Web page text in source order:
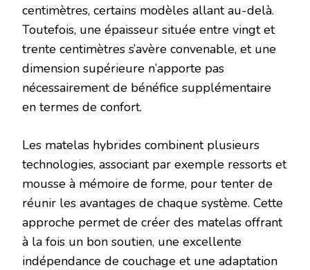
centimètres, certains modèles allant au-delà.
Toutefois, une épaisseur située entre vingt et
trente centimètres s’avère convenable, et une
dimension supérieure n’apporte pas
nécessairement de bénéfice supplémentaire
en termes de confort.
Les matelas hybrides combinent plusieurs
technologies, associant par exemple ressorts et
mousse à mémoire de forme, pour tenter de
réunir les avantages de chaque système. Cette
approche permet de créer des matelas offrant
à la fois un bon soutien, une excellente
indépendance de couchage et une adaptation